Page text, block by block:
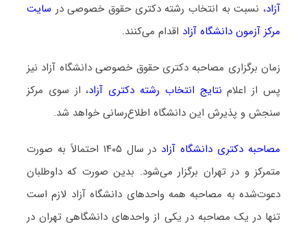
آزاد، نسبت به انتخاب رشته دکتری حقوق خصوصی در سایت
مرکز آزمون دانشگاه آزاد اقدام می‌کنند.
زمان برگزاری مصاحبه دکتری حقوق خصوصی دانشگاه آزاد نیز
پس از اعلام نتایج انتخاب رشته دکتری آزاد، از سوی مرکز
سنجش و پذیرش این دانشگاه اطلاع‌رسانی خواهد شد.
مصاحبه دکتری دانشگاه آزاد
در سال ۱۴۰۵ احتمالاً به صورت
متمرکز و در تهران برگزار می‌شود. بدین صورت که داوطلبان
دعوت‌شده به مصاحبه همه واحدهای دانشگاه آزاد لازم است
تنها در یک مصاحبه در یکی از واحدهای دانشگاهی تهران در